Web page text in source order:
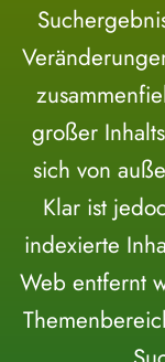
großer
sich von
Klar ist
indexierte
Web entfernt